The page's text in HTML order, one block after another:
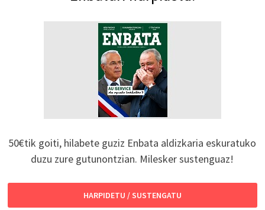
50€tik goiti, hilabete guziz Enbata aldizkaria eskuratuko
duzu zure gutunontzian. Milesker sustenguaz!
HARPIDETU / SUSTENGATU